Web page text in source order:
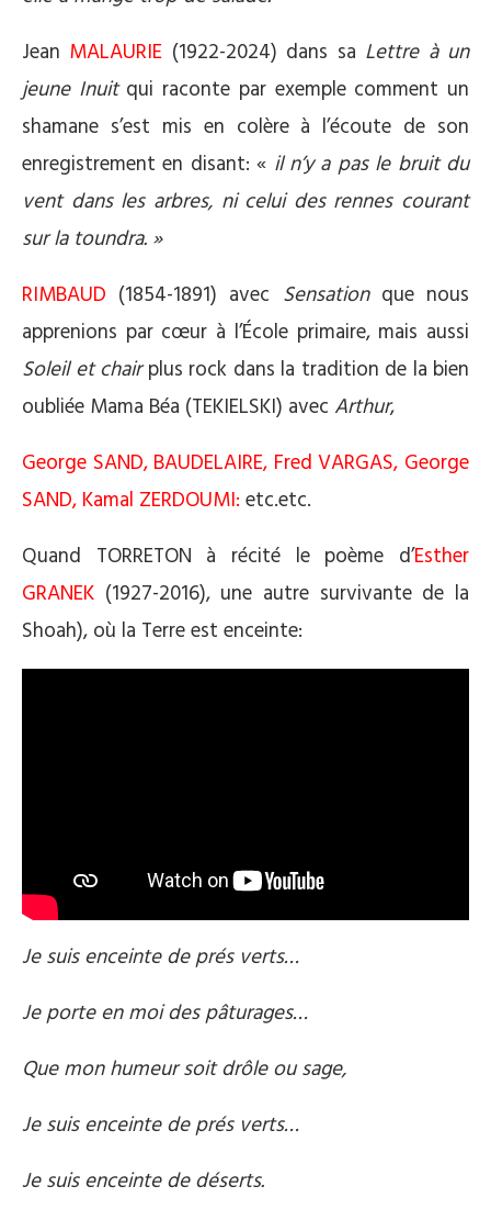
Jean MALAURIE (1922-2024) dans sa Lettre à un
jeune Inuitqui raconte par exemple comment un
shamane s’est mis en colère à l’écoute de son
enregistrement en disant: « il n’y a pas le bruit du
vent dans les arbres, ni celui des rennes courant
sur la toundra. »
RIMBAUD (1854-1891) avec Sensation que nous
apprenions par cœur à l’École primaire, mais aussi
Soleil et chairplus rock dans la tradition de la bien
oubliée Mama Béa (TEKIELSKI) avec Arthur,
George SAND, BAUDELAIRE, Fred VARGAS, George
SAND, Kamal ZERDOUMI: etc.etc.
Quand TORRETON à récité le poème d’Esther
GRANEK (1927-2016), une autre survivante de la
Shoah), où la Terre est enceinte:
Je suis enceinte de prés verts…
Je porte en moi des pâturages…
Que mon humeur soit drôle ou sage,
Je suis enceinte de prés verts…
Je suis enceinte de déserts.